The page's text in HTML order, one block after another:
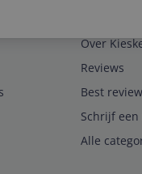
Over
Reviews
Best
Schrijf
Alle